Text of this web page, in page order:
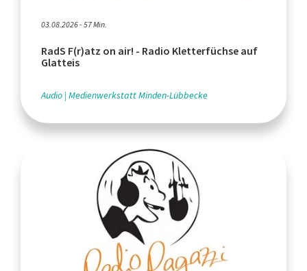
03.08.2026 - 57 Min.
RadS F(r)atz on air! - Radio Kletterfüchse auf
Glatteis
Audio Medienwerkstatt Minden-Lübbecke